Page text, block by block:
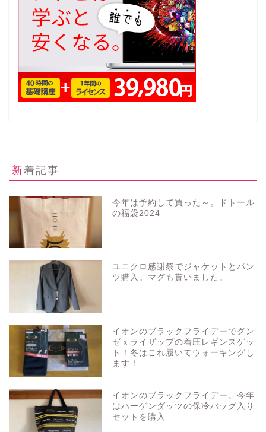
新着記事
今年は予約して買った～。ドトール
の福袋2024
ユニクロ感謝祭でジャケットとパン
ツ購入。マグも貰いました。
イオンのブラックフライデーでグン
ゼｘライザップの着圧レギンスゲッ
ト！冬はこれ履いてウォーキングし
ます！
イオンのブラックフライデー。今年
はハーゲンダッツの保冷バッグ入り
セットを購入